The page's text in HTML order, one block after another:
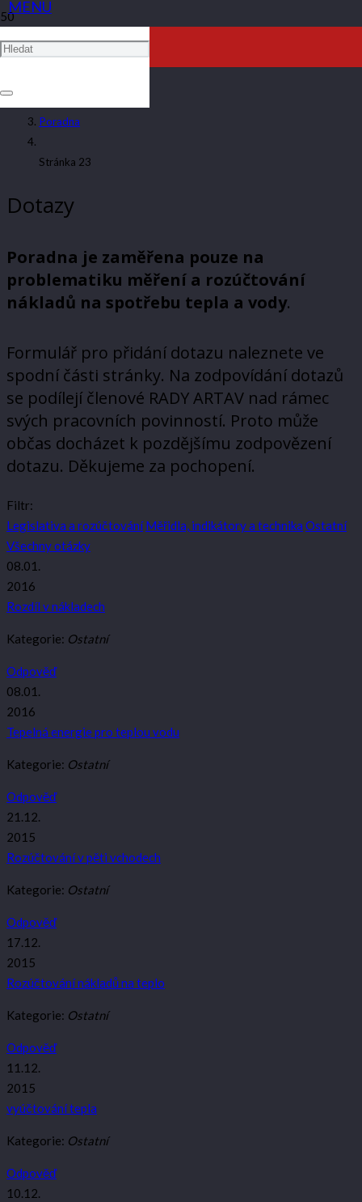
PORADNA
Poradna
Stránka 23
Dotazy
Poradna je zaměřena pouze na
problematiku měření a rozúčtování
nákladů na spotřebu tepla a vody.
Formulář pro přidání dotazu naleznete ve
spodní části stránky. Na zodpovídání dotazů
se podílejí členové RADY ARTAV nad rámec
svých pracovních povinností. Proto může
občas docházet k pozdějšímu zodpovězení
dotazu. Děkujeme za pochopení.
Filtr:
Legislativa a rozúčtování Měřidla, indikátory a technika Ostatní
Všechny otázky
08.01.
2016
Rozdíl v nákladech
Kategorie: Ostatní
Odpověď
08.01.
2016
Tepelná energie pro teplou vodu
Kategorie: Ostatní
Odpověď
21.12.
2015
Rozúčtování v pěti vchodech
Kategorie: Ostatní
Odpověď
17.12.
2015
Rozúčtování nákladů na teplo
Kategorie: Ostatní
Odpověď
11.12.
2015
vyúčtování tepla
Kategorie: Ostatní
Odpověď
10.12.